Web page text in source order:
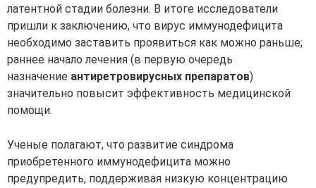
латентной стадии болезни. В итоге исследователи
пришли к заключению, что вирус иммунодефицита
необходимо заставить проявиться как можно раньше;
раннее начало лечения (в первую очередь
назначение антиретровирусных препаратов)
значительно повысит эффективность медицинской
помощи.
Ученые полагают, что развитие синдрома
приобретенного иммунодефицита можно
предупредить, поддерживая низкую концентрацию